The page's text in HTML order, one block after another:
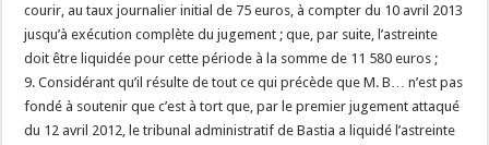
courir, au taux journalier initial de 75 euros, à compter du 10 avril 2013
jusqu’à exécution complète du jugement ; que, par suite, l’astreinte
doit être liquidée pour cette période à la somme de 11 580 euros ;
9. Considérant qu’il résulte de tout ce qui précède que M. B… n’est pas
fondé à soutenir que c’est à tort que, par le premier jugement attaqué
du 12 avril 2012, le tribunal administratif de Bastia a liquidé l’astreinte